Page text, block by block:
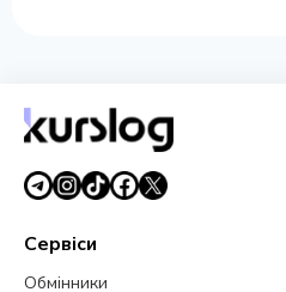
Сервіси
Обмінники